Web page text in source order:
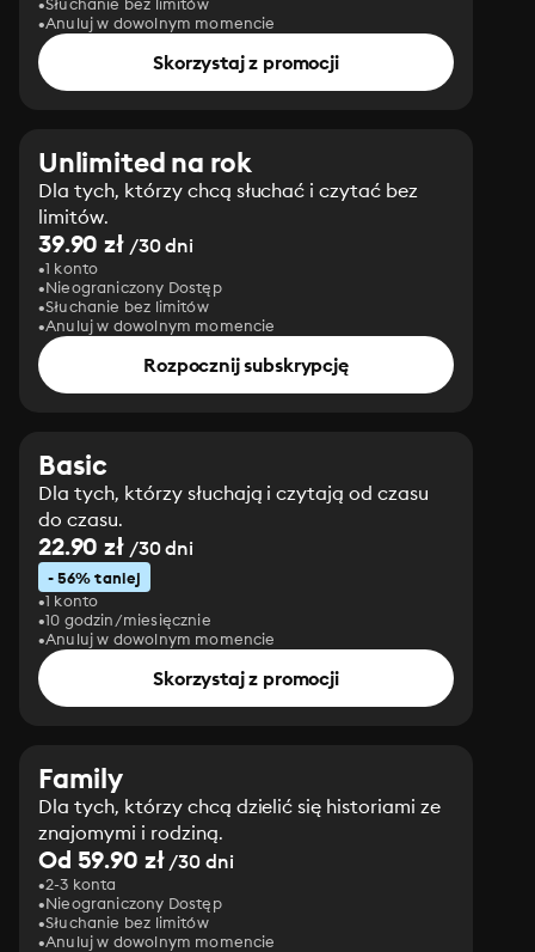
Anuluj w dowolnym momencie
Skorzystaj z promocji
Unlimited na rok
Dla tych, którzy chcą słuchać i czytać bez
limitów.
39.90 zł/30 dni
1 konto
Nieograniczony Dostęp
Słuchanie bez limitów
Anuluj w dowolnym momencie
Rozpocznij subskrypcję
Basic
Dla tych, którzy słuchają i czytają od czasu
do czasu.
22.90 zł/30 dni
- 56% taniej
1 konto
10 godzin/miesięcznie
Anuluj w dowolnym momencie
Skorzystaj z promocji
Family
Dla tych, którzy chcą dzielić się historiami ze
znajomymi i rodziną.
Od 59.90 zł/30 dni
2-3 konta
Nieograniczony Dostęp
Słuchanie bez limitów
Anuluj w dowolnym momencie